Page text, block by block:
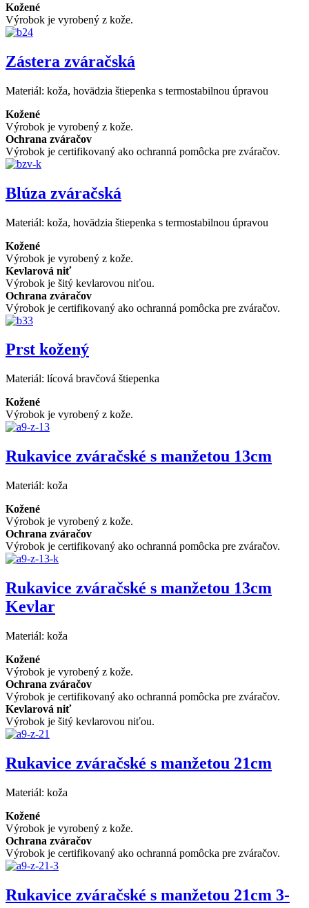
Kožené
Výrobok je vyrobený z kože.
Zástera zváračská
Materiál: koža, hovädzia štiepenka s termostabilnou úpravou
Kožené
Výrobok je vyrobený z kože.
Ochrana zváračov
Výrobok je certifikovaný ako ochranná pomôcka pre zváračov.
Blúza zváračská
Materiál: koža, hovädzia štiepenka s termostabilnou úpravou
Kožené
Výrobok je vyrobený z kože.
Kevlarová niť
Výrobok je šitý kevlarovou niťou.
Ochrana zváračov
Výrobok je certifikovaný ako ochranná pomôcka pre zváračov.
Prst kožený
Materiál: lícová bravčová štiepenka
Kožené
Výrobok je vyrobený z kože.
Rukavice zváračské s manžetou 13cm
Materiál: koža
Kožené
Výrobok je vyrobený z kože.
Ochrana zváračov
Výrobok je certifikovaný ako ochranná pomôcka pre zváračov.
Rukavice zváračské s manžetou 13cm
Kevlar
Materiál: koža
Kožené
Výrobok je vyrobený z kože.
Ochrana zváračov
Výrobok je certifikovaný ako ochranná pomôcka pre zváračov.
Kevlarová niť
Výrobok je šitý kevlarovou niťou.
Rukavice zváračské s manžetou 21cm
Materiál: koža
Kožené
Výrobok je vyrobený z kože.
Ochrana zváračov
Výrobok je certifikovaný ako ochranná pomôcka pre zváračov.
Rukavice zváračské s manžetou 21cm 3-